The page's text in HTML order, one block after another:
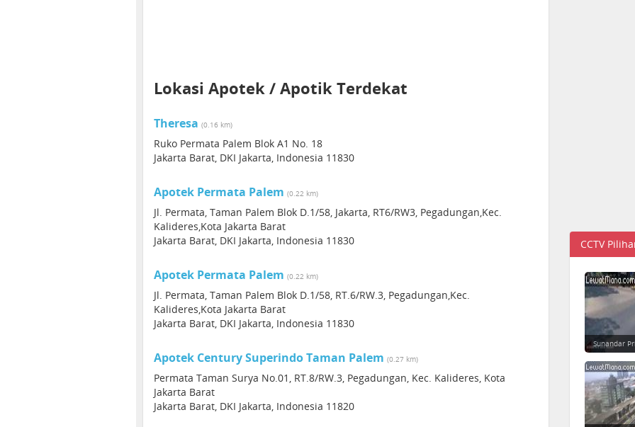
Lokasi Apotek / Apotik Terdekat
Theresa (0.16 km)
Ruko Permata Palem Blok A1 No. 18
Jakarta Barat, DKI Jakarta, Indonesia 11830
Apotek Permata Palem (0.22 km)
Jl. Permata, Taman Palem Blok D.1/58, Jakarta, RT6/RW3, Pegadungan,Kec.
Kalideres,Kota Jakarta Barat
Jakarta Barat, DKI Jakarta, Indonesia 11830
Apotek Permata Palem (0.22 km)
Jl. Permata, Taman Palem Blok D.1/58, RT.6/RW.3, Pegadungan,Kec.
Kalideres,Kota Jakarta Barat
Jakarta Barat, DKI Jakarta, Indonesia 11830
Apotek Century Superindo Taman Palem (0.27 km)
Permata Taman Surya No.01, RT.8/RW.3, Pegadungan, Kec. Kalideres, Kota
Jakarta Barat
Jakarta Barat, DKI Jakarta, Indonesia 11820
CCTV
Sunandar